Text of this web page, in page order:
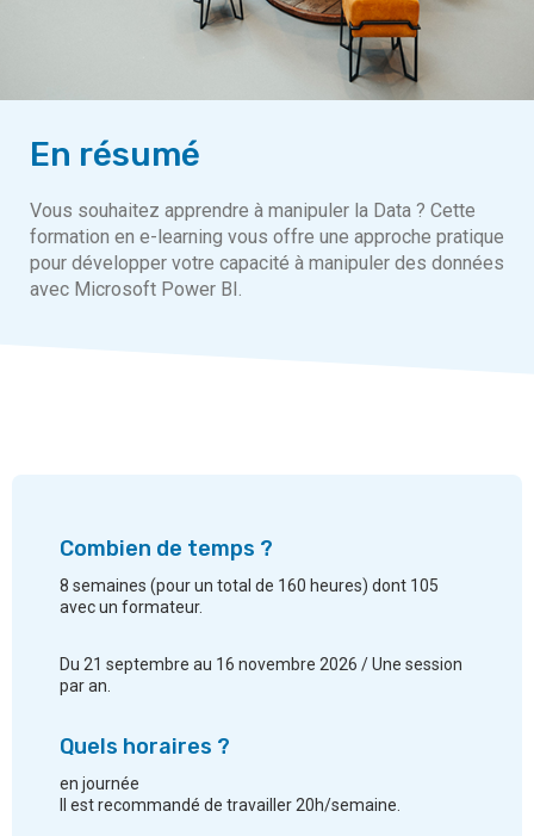
En résumé
Vous souhaitez apprendre à manipuler la Data ? Cette
formation en e-learning vous offre une approche pratique
pour développer votre capacité à manipuler des données
avec Microsoft Power BI.
Combien de temps ?
8 semaines (pour un total de 160 heures) dont 105
avec un formateur.
Du 21 septembre au 16 novembre 2026 / Une session
par an.
Quels horaires ?
en journée
Il est recommandé de travailler 20h/semaine.